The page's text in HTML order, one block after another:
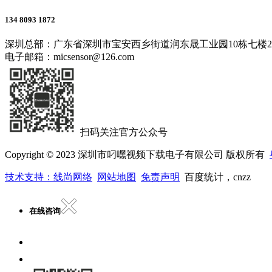
134 8093 1872
深圳总部：广东省深圳市宝安西乡街道润东晟工业园10栋七楼
电子邮箱：micsensor@126.com
扫码关注官方公众号
Copyright © 2023 深圳市叼嘿视频下载电子有限公司 版权所有
技术支持：线尚网络 网站地图 免责声明 百度统计，cnzz
在线咨询